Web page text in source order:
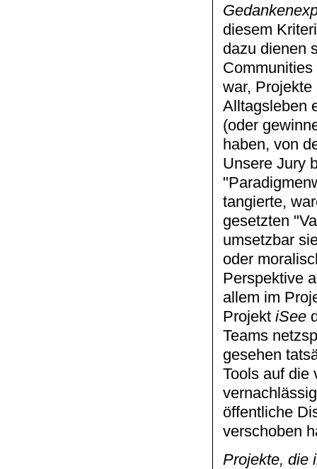
diesem
dazu dienen
war,
Alltagsleben
(oder
haben, von
Unsere Jury
tangierte,
gesetzten
umsetzbar
oder
Perspektive
allem im
Projekt iSee
Teams
gesehen
Tools auf die
öffentliche
verschoben
Projekte, die